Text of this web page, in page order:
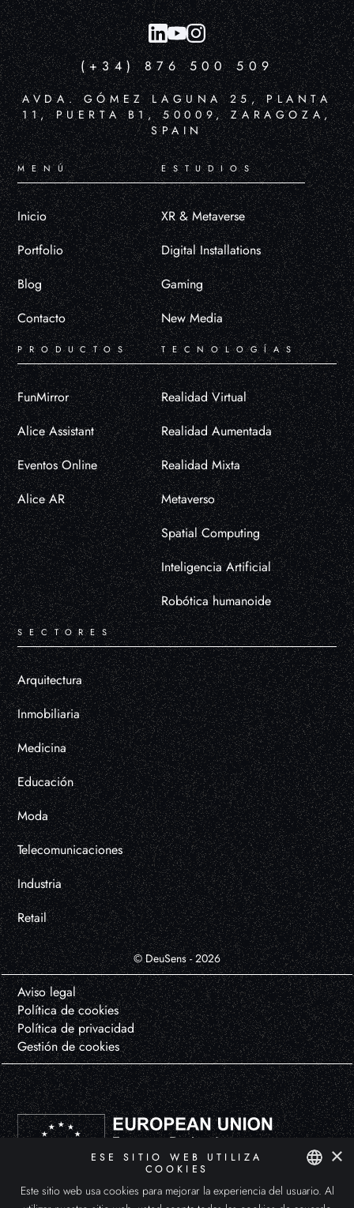
(+34) 876 500 509
AVDA. GÓMEZ LAGUNA 25, PLANTA
11, PUERTA B1, 50009, ZARAGOZA,
SPAIN
MENÚ
Inicio
Portfolio
Blog
Contacto
ESTUDIOS
XR & Metaverse
Digital Installations
Gaming
New Media
PRODUCTOS
FunMirror
Alice Assistant
Eventos Online
Alice AR
TECNOLOGÍAS
Realidad Virtual
Realidad Aumentada
Realidad Mixta
Metaverso
Spatial Computing
Inteligencia Artificial
Robótica humanoide
SECTORES
Arquitectura
Inmobiliaria
Medicina
Educación
Moda
Telecomunicaciones
Industria
Retail
© DeuSens - 2026
Aviso legal
Política de cookies
Política de privacidad
Gestión de cookies
DEUSENS HYPERXPERIENCE, S.L. ha participado en el Programa de Iniciación a la Exportación ICEX-Next, y ha contado
con el apoyo de ICEX y con la cofinanciación de Fondos europeos FEDER. La finalidad de este apoyo es el desarrollo
SPANISH
×
ESE SITIO WEB UTILIZA
COOKIES
Este sitio web usa cookies para mejorar la experiencia del usuario. Al